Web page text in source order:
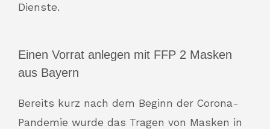
Dienste.
Einen Vorrat anlegen mit FFP 2 Masken
aus Bayern
Bereits kurz nach dem Beginn der Corona-
Pandemie wurde das Tragen von Masken in